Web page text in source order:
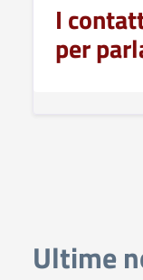
I
per
Ultime